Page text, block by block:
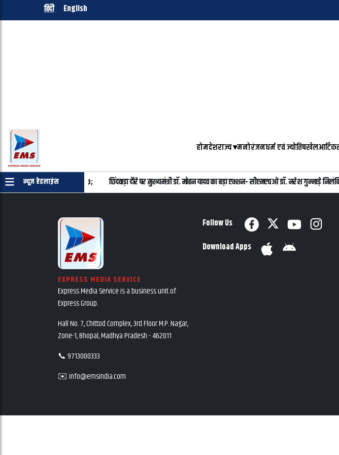
हिंदी English
होमदेशराज्य▾मनोरंजनधर्म एवं ज्योतिषखेल
न्यूज़ हेडलाइंस
यह विपक्ष तय नहीं करेगा&nbsp; छिंदवाड़ा दौरे पर मुख्यमंत्री डॉ. मोहन यादव का बड़ा एक्शन- सीएमएचओ डॉ. नरेश गुन्नाड़े
EXPRESS MEDIA SERVICE
Express Media Service is a business unit of
Express Group.
Hall No. 7, Chittod Complex, 3rd Floor M.P. Nagar,
Zone-1, Bhopal, Madhya Pradesh - 462011
📞 9713000333
✉️ info@emsindia.com
Follow Us
Download Apps